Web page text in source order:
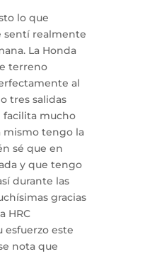
lo que
sentí realmente
La Honda
terreno
al
tres salidas
facilita mucho
mismo tengo la
sé que en
y que tengo
durante las
gracias
HRC
esfuerzo este
nota que